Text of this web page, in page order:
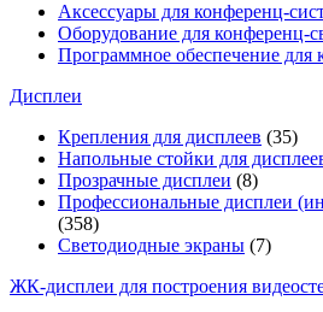
Аксессуары для конференц-
Оборудование для конференц-
Программное обеспечение для
Дисплеи
Крепления для дисплеев (35)
Напольные стойки для
Прозрачные дисплеи (8)
Профессиональные дисплеи
(358)
Светодиодные экраны (7)
ЖК-дисплеи для построения